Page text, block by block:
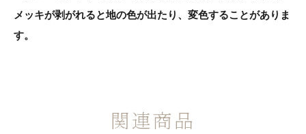
メッキが剥がれると地の色が出たり、変色することがありま
す。
関連商品